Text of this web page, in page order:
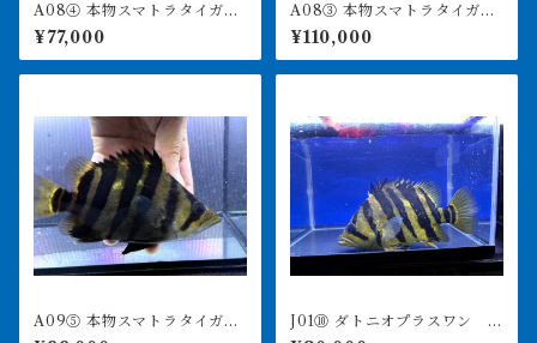
A08④ 本物スマトラタイガ
ー セミショート 16.5㎝前
後
¥77,000
A08③ 本物スマトラタイガ
ー セミショート 17.5㎝前
後 イエロー
¥110,000
A09⑤ 本物スマトラタイガ
ー セミショート 17㎝前
J01⑩ ダトニオプラスワン セ
ミショート 30㎝前後 おと